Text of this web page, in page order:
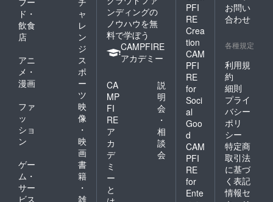
ド・
飲食
店
ャ
レ
ン
ジ
アニ
メ・
漫画
ス
ポ
ー
ツ
ファ
ッ
ショ
ン
映
像
・
映
画
ゲー
ム・
サー
ビス
書
籍
・
雑
ンディングの
ノウハウを無
料で学ぼう
CAMPFIRE
アカデミー
CA
MP
FI
RE
ア
カ
デ
ミ
ー
と
説
明
会
・
相
談
会
PFI
RE
Crea
tion
CAM
PFI
RE
for
Soci
al
Goo
d
CAM
PFI
RE
for
Ente
お問い
合わせ
各種規定
利用規
約
細則
プライ
バシー
ポリ
シー
特定商
取引法
に基づ
く表記
情報セ